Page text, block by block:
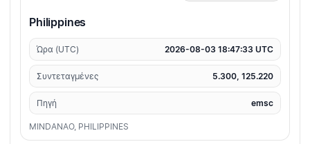
Philippines
Ώρα (UTC) 2026-08-03 18:47:33 UTC
Συντεταγμένες 5.300, 125.220
Πηγή emsc
MINDANAO, PHILIPPINES